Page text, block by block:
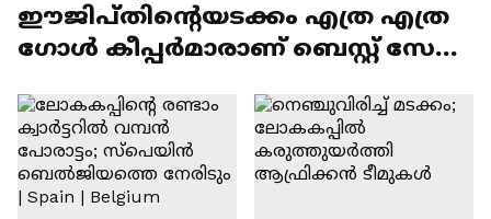
ഈജിപ്തിന്റെയടക്കം എത്ര എത്ര
ഗോൾ കീപ്പർമാരാണ് ബെസ്റ്റ് സേവ്